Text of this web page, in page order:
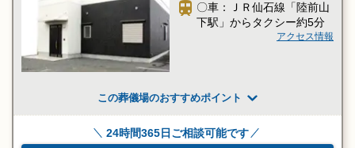
〇車：ＪＲ仙石線「陸前山
下駅」からタクシー約5分
アクセス情報
この葬儀場のおすすめポイント
24時間365日ご相談可能です